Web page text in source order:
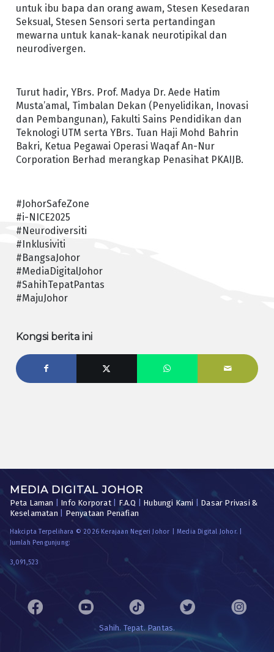
untuk ibu bapa dan orang awam, Stesen Kesedaran
Seksual, Stesen Sensori serta pertandingan
mewarna untuk kanak-kanak neurotipikal dan
neurodivergen.
Turut hadir, YBrs. Prof. Madya Dr. Aede Hatim
Musta’amal, Timbalan Dekan (Penyelidikan, Inovasi
dan Pembangunan), Fakulti Sains Pendidikan dan
Teknologi UTM serta YBrs. Tuan Haji Mohd Bahrin
Bakri, Ketua Pegawai Operasi Waqaf An-Nur
Corporation Berhad merangkap Penasihat PKAIJB.
#JohorSafeZone
#i-NICE2025
#Neurodiversiti
#Inklusiviti
#BangsaJohor
#MediaDigitalJohor
#SahihTepatPantas
#MajuJohor
Kongsi berita ini
MEDIA DIGITAL JOHOR
Peta Laman Info Korporat| F.A.Q Hubungi Kami
Dasar Privasi &
Keselamatan
Penyataan Penafian
Hakcipta Terpelihara © 2026 Kerajaan Negeri Johor | Media Digital Johor. |
Jumlah Pengunjung:
3,091,523
Sahih. Tepat. Pantas.